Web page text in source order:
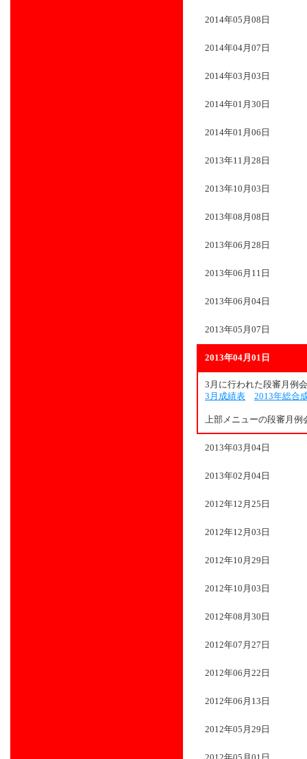
2014年05月08日
2014年04月07日
2014年03月03日
2014年01月30日
2014年01月06日
2013年11月28日
2013年10月03日
2013年08月08日
2013年06月28日
2013年06月11日
2013年06月04日
2013年05月07日
2013年04月01日
3月に行われた段審月例
3月成績表
2013年総合
上部メニューの段審月例
2013年03月04日
2013年02月04日
2012年12月25日
2012年12月03日
2012年10月29日
2012年10月03日
2012年08月30日
2012年07月27日
2012年06月22日
2012年06月13日
2012年05月29日